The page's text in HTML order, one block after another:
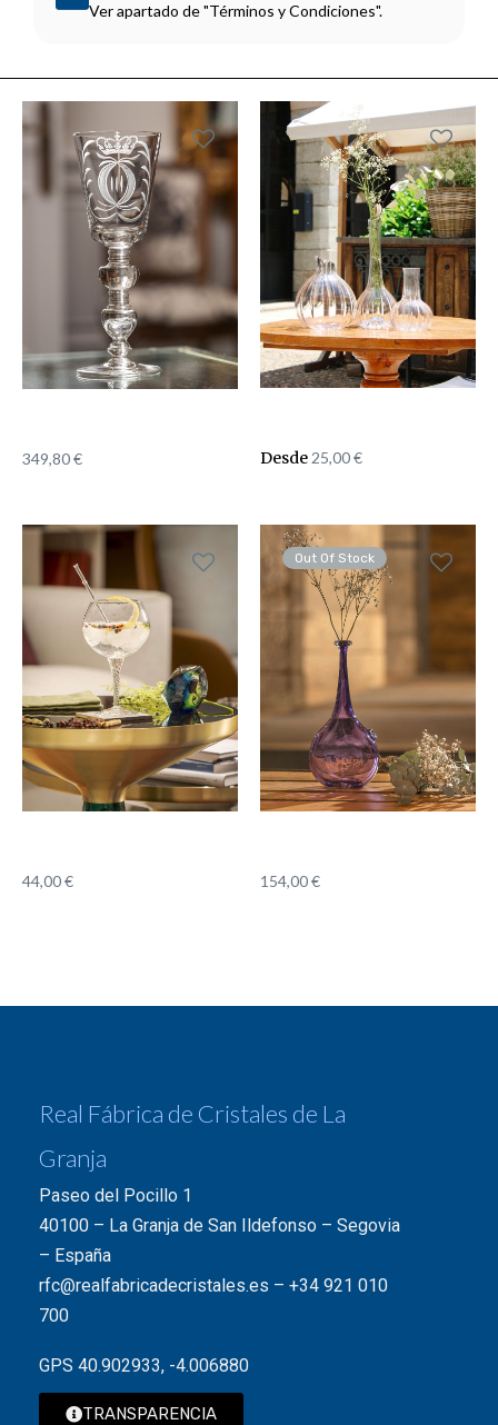
Ver apartado de "Términos y Condiciones".
349,80€ Desde25,00€
44,00€
Out Of Stock
154,00€
Real Fábrica de Cristales de La
Granja
Paseo del Pocillo 1
40100 – La Granja de San Ildefonso – Segovia
– España
rfc@realfabricadecristales.es – +34 921 010
700
GPS 40.902933, -4.006880
TRANSPARENCIA